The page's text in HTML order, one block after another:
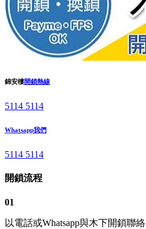
錦安樓開鎖熱線
5114 5114
Whatsapp我們
5114 5114
開鎖流程
01
以電話或Whatsapp與木下開鎖聯絡